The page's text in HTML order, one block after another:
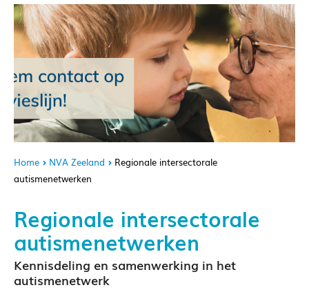
Home NVA Zeeland
Regionale intersectorale
autismenetwerken
Regionale intersectorale
autismenetwerken
Kennisdeling en samenwerking in het
autismenetwerk